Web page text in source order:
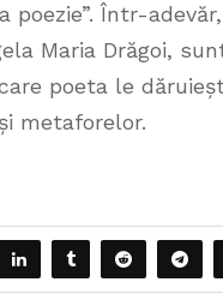
poezie”. Într-
Maria Drăgoi,
poeta le
metaforelor.